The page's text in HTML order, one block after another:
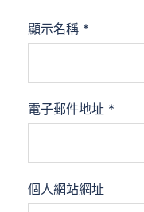
顯示名稱 *
電子郵件地址 *
個人網站網址